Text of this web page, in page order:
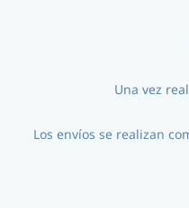
Una vez
Los envíos se realizan